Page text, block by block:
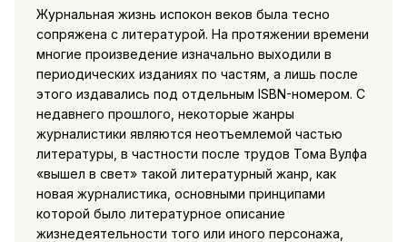
Журнальная жизнь испокон веков была тесно
сопряжена с литературой. На протяжении времени
многие произведение изначально выходили в
периодических изданиях по частям, а лишь после
этого издавались под отдельным ISBN-номером. С
недавнего прошлого, некоторые жанры
журналистики являются неотъемлемой частью
литературы, в частности после трудов Тома Вулфа
«вышел в свет» такой литературный жанр, как
новая журналистика, основными принципами
которой было литературное описание
жизнедеятельности того или иного персонажа,